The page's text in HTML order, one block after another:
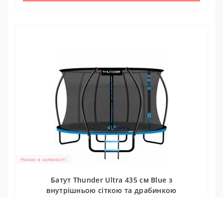
Немає в наявності
Батут Thunder Ultra 435 см Blue з
внутрішньою сіткою та драбинкою